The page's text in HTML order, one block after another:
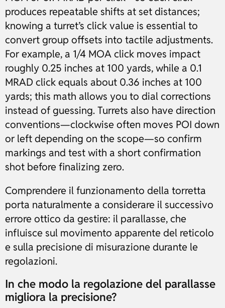
produces repeatable shifts at set distances;
knowing a turret’s click value is essential to
convert group offsets into tactile adjustments.
For example, a 1/4 MOA click moves impact
roughly 0.25 inches at 100 yards, while a 0.1
MRAD click equals about 0.36 inches at 100
yards; this math allows you to dial corrections
instead of guessing. Turrets also have direction
conventions—clockwise often moves POI down
or left depending on the scope—so confirm
markings and test with a short confirmation
shot before finalizing zero.
Comprendere il funzionamento della torretta
porta naturalmente a considerare il successivo
errore ottico da gestire: il parallasse, che
influisce sul movimento apparente del reticolo
e sulla precisione di misurazione durante le
regolazioni.
In che modo la regolazione del parallasse
migliora la precisione?